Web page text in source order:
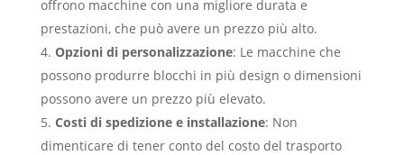
offrono macchine con una migliore durata e
prestazioni, che può avere un prezzo più alto.
Opzioni di personalizzazione: Le macchine che
possono produrre blocchi in più design o dimensioni
possono avere un prezzo più elevato.
Costi di spedizione e installazione: Non
dimenticare di tener conto del costo del trasporto